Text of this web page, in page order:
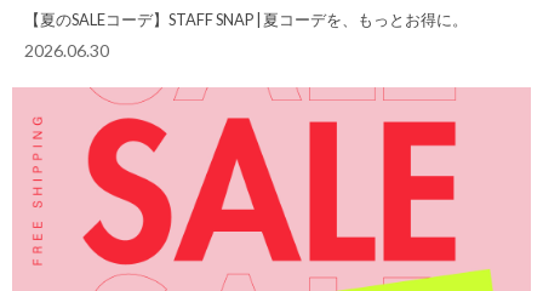
【夏のSALEコーデ】STAFF SNAP | 夏コーデを、もっとお得に。
2026.06.30